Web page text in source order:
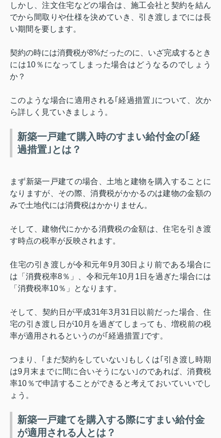
しかし、注文住宅などの場合は、施工会社と契約を結ん
でから間取りや仕様を決めていき、引き渡しまでには長
い期間を要します。
契約の時には消費税が8%だったのに、いざ完成するとき
には10％になってしまった場合はどうなるのでしょう
か？
このような場合に適用される｢経過措置｣について、次か
ら詳しく見ていきましょう。
新築一戸建て購入時のすまい給付金の｢経
過措置｣とは？
まず新築一戸建ての場合、土地と建物を購入することに
なりますが、その際、消費税がかかるのは建物の金額の
みで土地代には消費税はかかりません。
そして、建物代にかかる消費税の金額は、住宅を引き渡
す時点の税率が反映されます。
住宅の引き渡しが令和元年9月 30日より前である場合に
は「消費税率8％」、令和元年10月 1 日を過ぎた場合には
「消費税率10％」となります。
そして、契約日が平成31年3月31 日以前だった場合、住
宅の引き渡し日が10月を過ぎてしまっても、増税前の税
率が適用されるというのが｢経過措置｣です。
つまり、｢まだ契約をしていない｣もしくは｢引き渡し時期
は9 月末までに間に合いそうにない｣のであれば、消費税
率10 ％で申請することができると考えておいていいでし
ょう。
新築一戸建てを購入する際にすまい給付金
が適用される人とは？